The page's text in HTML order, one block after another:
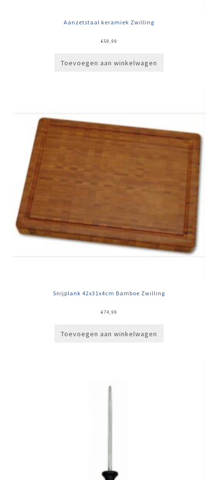
Aanzetstaal keramiek Zwilling
€59,99
Toevoegen aan winkelwagen
Snijplank 42x31x4cm Bamboe Zwilling
€74,99
Toevoegen aan winkelwagen